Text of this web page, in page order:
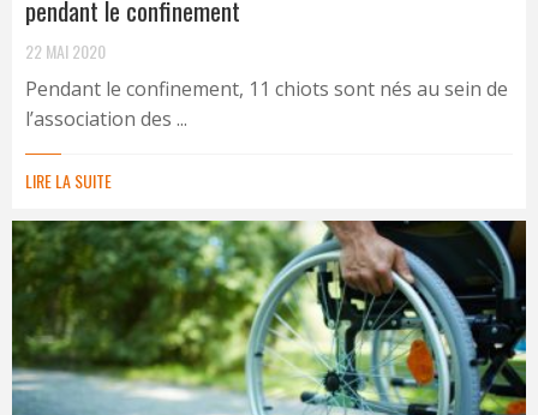
pendant le confinement
22 MAI 2020
Pendant le confinement, 11 chiots sont nés au sein de
l’association des ...
LIRE LA SUITE